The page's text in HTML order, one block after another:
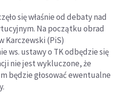
się właśnie od debaty nad
Na początku obrad
Karczewski (PiS)
ws. ustawy o TK odbędzie się
nie jest wykluczone, że
będzie głosować ewentualne